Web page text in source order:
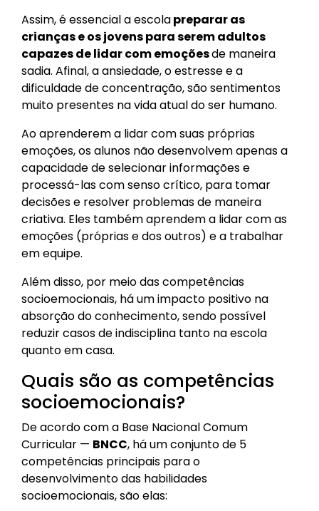
Assim, é essencial a escolapreparar as
crianças e os jovens para serem adultos
capazes de lidar com emoçõesde maneira
sadia. Afinal, a ansiedade, o estresse e a
dificuldade de concentração, são sentimentos
muito presentes na vida atual do ser humano.
Ao aprenderem a lidar com suas próprias
emoções, os alunos não desenvolvem apenas a
capacidade de selecionar informações e
processá-las com senso crítico, para tomar
decisões e resolver problemas de maneira
criativa. Eles também aprendem a lidar com as
emoções (próprias e dos outros) e a trabalhar
em equipe.
Além disso, por meio das competências
socioemocionais, há um impacto positivo na
absorção do conhecimento, sendo possível
reduzir casos de indisciplina tanto na escola
quanto em casa.
Quais são as competências
socioemocionais?
De acordo com a Base Nacional Comum
Curricular — BNCC, há um conjunto de 5
competências principais para o
desenvolvimento das habilidades
socioemocionais, são elas: